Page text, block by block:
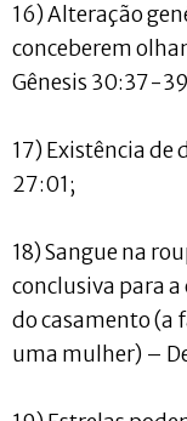
16) Alteração
conceberem
Gênesis 30:37-
17) Existência de
27:01;
18) Sangue na
conclusiva para
do casamento (a
uma mulher) –